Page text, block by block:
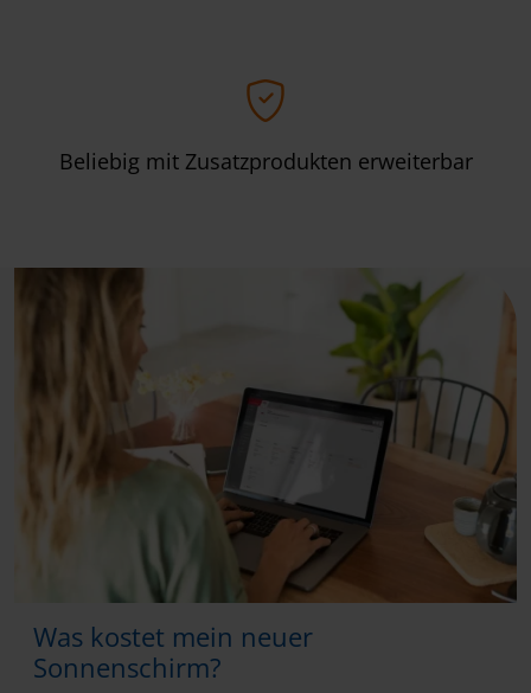
Beliebig mit Zusatzprodukten erweiterbar
Was kostet mein neuer
Sonnenschirm?